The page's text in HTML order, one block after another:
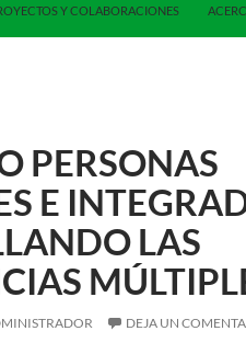
Y COLABORACIONES
PERSONAS
E
LAS
DEJA UN